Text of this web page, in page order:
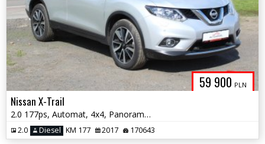
59 900 PLN
Nissan X-Trail
2.0 177ps, Automat, 4x4, Panorama, Nawigacja, Kamera 360, Hak
2.0 Diesel KM 177 2017 170643